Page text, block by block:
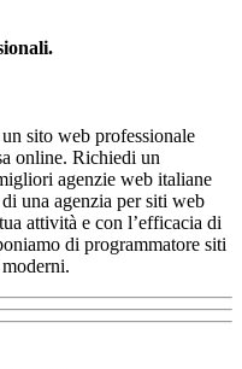
sito web professionale
online. Richiedi un
agenzie web italiane
una agenzia per siti web
attività e con l’efficacia di
di programmatore siti